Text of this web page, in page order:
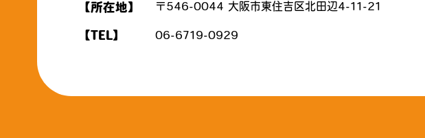
所在地 〒546-0044 大阪市東住吉区北田辺4-11-21
TEL 06-6719-0929